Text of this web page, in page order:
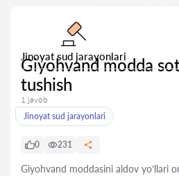
Jinoyat sud jarayonlari
Giyohvand modda
tushish
1 javob
Jinoyat sud jarayonlari
0 231
Giyohvand moddasini aldov yoʻllari